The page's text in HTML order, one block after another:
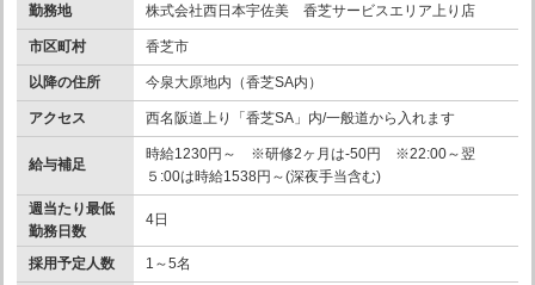
勤務地 株式会社西日本宇佐美 香芝サービスエリア上り店
市区町村 香芝市
以降の住所 今泉大原地内（香芝SA内）
アクセス 西名阪道上り「香芝SA」内/一般道から入れます
給与補足
時給1230円～ ※研修2ヶ月は-50円 ※22:00～翌
５:00は時給1538円～(深夜手当含む)
週当たり最低
勤務日数
4日
採用予定人数
1～5名